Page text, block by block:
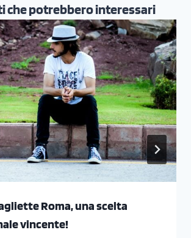
che potrebbero interessari
Roma, una scelta
vincente!